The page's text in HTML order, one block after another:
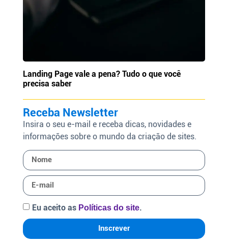
Landing Page vale a pena? Tudo o que você
precisa saber
Receba Newsletter
Insira o seu e-mail e receba dicas, novidades e
informações sobre o mundo da criação de sites.
Eu aceito as Políticas do site.
Inscrever